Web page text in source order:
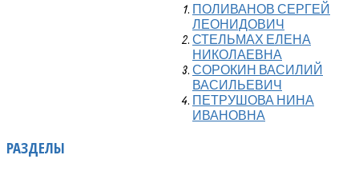
ПОЛИВАНОВ СЕРГЕЙ
ЛЕОНИДОВИЧ
СТЕЛЬМАХ ЕЛЕНА
НИКОЛАЕВНА
СОРОКИН ВАСИЛИЙ
ВАСИЛЬЕВИЧ
ПЕТРУШОВА НИНА
ИВАНОВНА
РАЗДЕЛЫ